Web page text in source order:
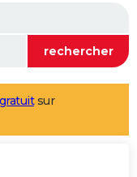
sur